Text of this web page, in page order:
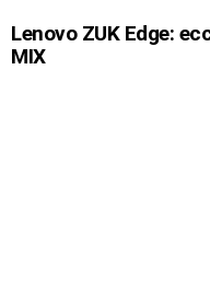
Lenovo ZUK Edge:
MIX